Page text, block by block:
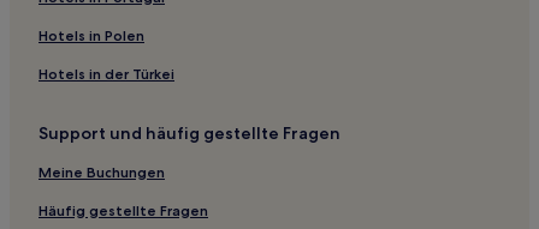
Hotels mit Thermalbad in Nagano
Haustierfreundliche in Nagano
Günstige in Nagano
Hotels mit Küchenzeile in Nagano
Hotels mit Pool in Nagano
Hotels in Polen
Hotels in der Türkei
Support und häufig gestellte Fragen
Meine Buchungen
Häufig gestellte Fragen